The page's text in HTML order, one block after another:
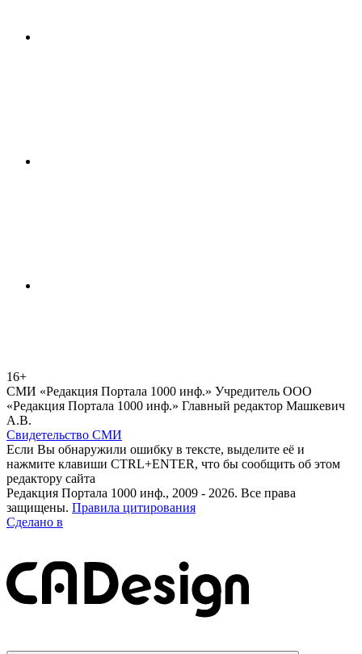
16+
СМИ «Редакция Портала 1000 инф.» Учредитель ООО
«Редакция Портала 1000 инф.» Главный редактор Машкевич
А.В.
Свидетельство СМИ
Если Вы обнаружили ошибку в тексте, выделите её и
нажмите клавиши CTRL+ENTER, что бы сообщить об этом
редактору сайта
Редакция Портала 1000 инф., 2009 - 2026. Все права
защищены. Правила цитирования
Сделано в